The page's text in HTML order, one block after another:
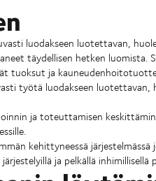
luodakseen luotettavan,
täydellisen hetken luomista.
tuoksut ja
työtä luodakseen
ja toteuttamisen
kehittyneessä
ja pelkällä inhimillisellä